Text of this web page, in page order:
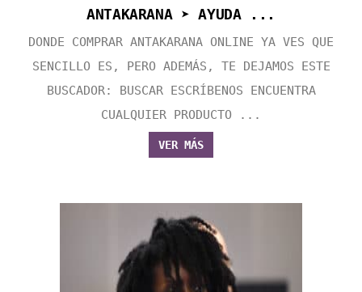
ANTAKARANA ➤ AYUDA ...
DONDE COMPRAR ANTAKARANA ONLINE YA VES QUE
SENCILLO ES, PERO ADEMÁS, TE DEJAMOS ESTE
BUSCADOR: BUSCAR ESCRÍBENOS ENCUENTRA
CUALQUIER PRODUCTO ...
VER MÁS